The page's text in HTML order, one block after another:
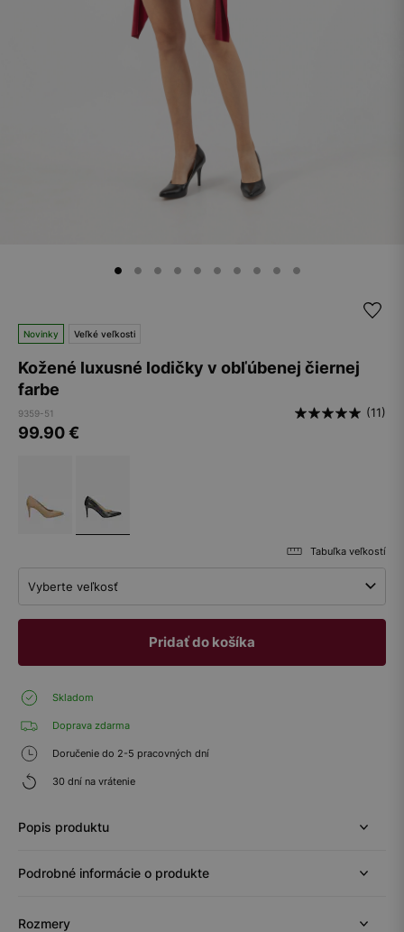
Novinky Veľké veľkosti
Kožené luxusné lodičky v obľúbenej čiernej
farbe
9359-51 (11)
99.90€
Tabuľka veľkostí
Vyberte veľkosť
Pridať do košíka
Skladom
Doprava zdarma
Doručenie do 2-5 pracovných dní
30 dní na vrátenie
Popis produktu
Podrobné informácie o produkte
Rozmery